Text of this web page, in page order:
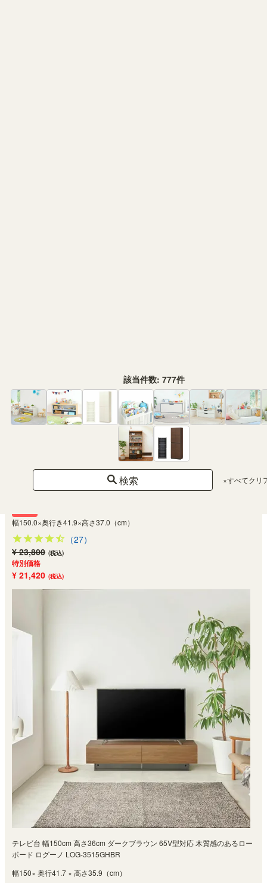
該当件数: 777件
検索 ×すべてクリ
テレビ台 幅150cm 高さ37cm ナチュラルブラウン 65V型対応 TVボード ロ
ーボード ナチュリカ NTU-3515HNA
幅150.0×奥行き41.9×高さ37.0（cm）
（27）
¥ 23,800 (税込)
特別価格
¥ 21,420 (税込)
テレビ台 幅150cm 高さ36cm ダークブラウン 65V型対応 木質感のあるロー
ボード ログーノ LOG-3515GHBR
幅150× 奥行41.7 × 高さ35.9（cm）